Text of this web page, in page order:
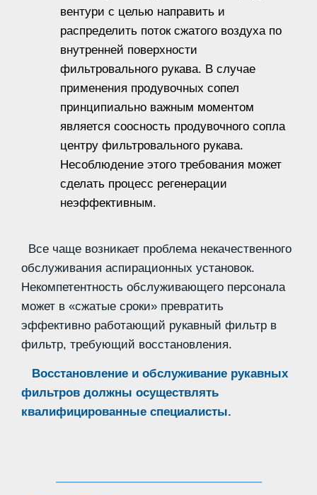
вентури с целью направить и
распределить поток сжатого воздуха по
внутренней поверхности
фильтровального рукава. В случае
применения продувочных сопел
принципиально важным моментом
является соосность продувочного сопла
центру фильтровального рукава.
Несоблюдение этого требования может
сделать процесс регенерации
неэффективным.
Все чаще возникает проблема некачественного
обслуживания аспирационных установок.
Некомпетентность обслуживающего персонала
может в «сжатые сроки» превратить
эффективно работающий рукавный фильтр в
фильтр, требующий восстановления.
Восстановление и обслуживание рукавных
фильтров должны осуществлять
квалифицированные специалисты.